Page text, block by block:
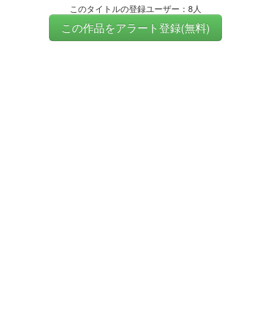
このタイトルの登録ユーザー：8人
この作品をアラート登録(無料)